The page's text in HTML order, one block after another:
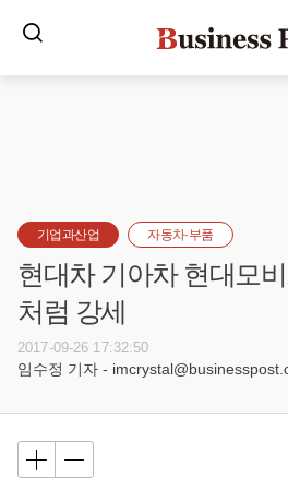
기업과산업 자동차·부품
현대차 기아차 현대모
처럼 강세
2017-09-26 17:32:50
임수정 기자 -